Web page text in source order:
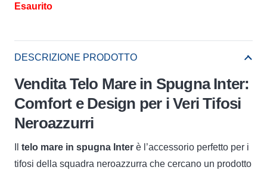
Esaurito
DESCRIZIONE PRODOTTO
Vendita Telo Mare in Spugna Inter:
Comfort e Design per i Veri Tifosi
Neroazzurri
telo mare in spugna Inter è l’accessorio perfetto per i
tifosi della squadra neroazzurra che cercano un prodotto